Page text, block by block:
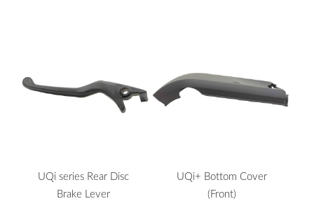
UQi series Rear Disc
Brake Lever
UQi+ Bottom Cover
(Front)